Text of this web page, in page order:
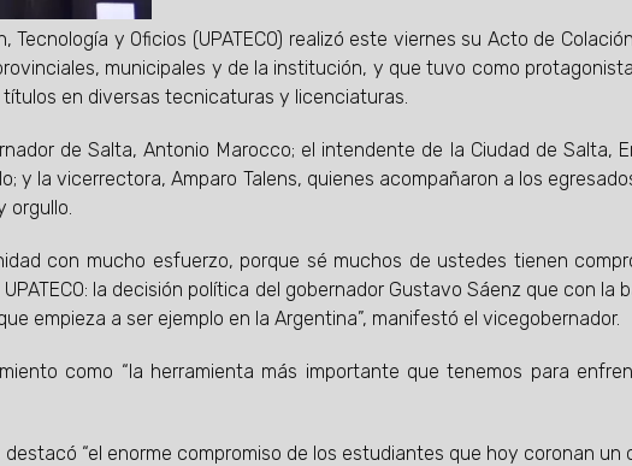
Tecnología y Oficios (UPATECO) realizó este viernes su Acto de
municipales y de la institución, y que tuvo como
en diversas tecnicaturas y licenciaturas.
de Salta, Antonio Marocco; el intendente de la Ciudad de Salta,
y la vicerrectora, Amparo Talens, quienes acompañaron a los
orgullo.
con mucho esfuerzo, porque sé muchos de ustedes tienen
la decisión política del gobernador Gustavo Sáenz que con la
empieza a ser ejemplo en la Argentina”, manifestó el vicegobernador.
como “la herramienta más importante que tenemos para
“el enorme compromiso de los estudiantes que hoy coronan un